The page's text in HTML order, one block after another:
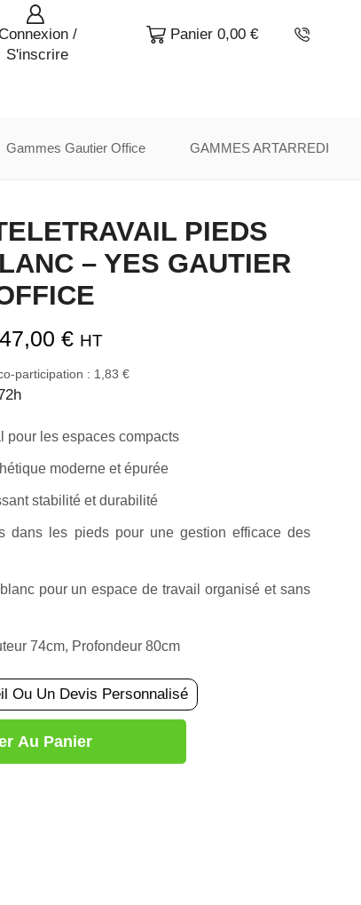
/
S'inscrire
Panier 0,00 €
Gammes Gautier Office GAMMES ARTARREDI
PIEDS
– YES GAUTIER
€ HT
participation : 1,83 €
pour les espaces compacts
moderne et épurée
stabilité et durabilité
dans les pieds pour une gestion efficace des
pour un espace de travail organisé et sans
74cm, Profondeur 80cm
Ou Un Devis Personnalisé
Au Panier